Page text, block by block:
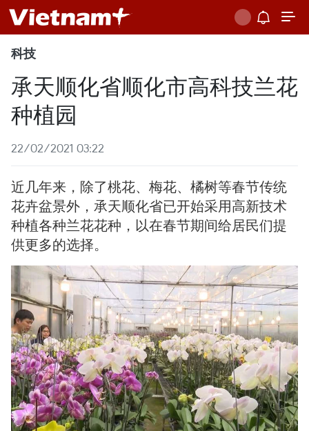
科技
承天顺化省顺化市高科技兰花
种植园
22/02/2021 03:22
近几年来，除了桃花、梅花、橘树等春节传统
花卉盆景外，承天顺化省已开始采用高新技术
种植各种兰花花种，以在春节期间给居民们提
供更多的选择。